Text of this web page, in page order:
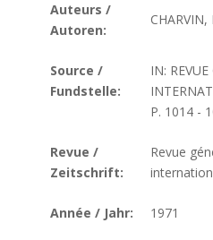
Auteurs /
Autoren:
CHARVIN,
Source /
Fundstelle:
IN:
P. 1014 -
Revue /
Zeitschrift:
Revue
Année / Jahr: 1971